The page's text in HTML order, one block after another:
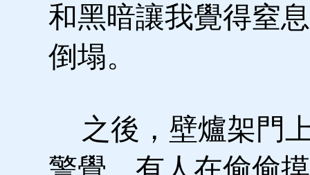
和黑暗讓我覺得窒
倒塌。
之後，壁爐架門
警覺。有人在偷偷